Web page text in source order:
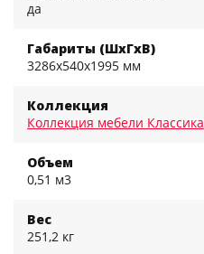
да
Габариты (ШхГхВ)
3286x540x1995 мм
Коллекция
Коллекция мебели Классика
Объем
0,51 м3
Вес
251,2 кг